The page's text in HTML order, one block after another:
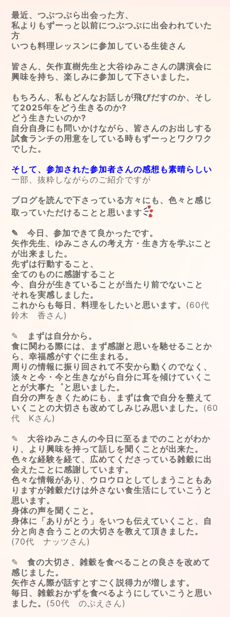
最近、つぶつぶら出会った方、
私よりもずーっと以前につぶつぶに出会われていた
方
いつも料理レッスンに参加している生徒さん
皆さん、矢作直樹先生と大谷ゆみこさんの講演会に
興味を持ち、楽しみに参加して下さいました。
もちろん、私もどんなお話しが飛びだすのか、そし
て2025年をどう生きるのか?
どう生きたいのか?
自分自身にも問いかけながら、皆さんのお出しする
試食ランチの用意をしている時もずーっとワクワク
でした。
そして、参加された参加者さんの感想も素晴らしい
一部、抜粋しながらのご紹介ですが
ブログを読んで下さっている方々にも、色々と感じ
取っていただけることと思います
✎ 今日、参加できて良かったです。
矢作先生、ゆみこさんの考え方・生き方を学ぶこと
が出来ました。
先ずは行動すること、
全てのものに感謝すること
今、自分が生きていることが当たり前でないこと
それを実感しました。
これからも毎日、料理をしたいと思います。 (60代
鈴木 香さん)
✎
まずは自分から。
食に関わる際には、まず感謝と思いを馳せることか
ら、幸福感がすぐに生まれる。
周りの情報に振り回されて不安から動くのでなく、
淡々と今・今と生きながら自分に耳を傾けていくこ
とが大事た゜と思いました。
自分の声をきくためにも、まずは食で自分を整えて
いくことの大切さも改めてしみじみ思いました。 (60
代 Kさん)
✎ 大谷ゆみこさんの今日に至るまでのことがわか
り、より興味を持って話しを聞くことが出来た。
色々な経験を経て、広めてくださっている雑穀に出
会えたことに感謝しています。
色々な情報があり、ウロウロとしてしまうこともあ
りますが雑穀だけは外さない食生活にしていこうと
思います。
身体の声を聞くこと。
身体に「ありがとう」をいつも伝えていくこと、自
分と向き合うことの大切さを教えて頂きました。
(70代 ナッツさん)
✎ 食の大切さ、雑穀を食べることの良さを改めて
感じました。
矢作さん際が話すとすごく説得力が増します。
毎日、雑穀おかずを食べるようにしていこうと思い
ました。 (50代 のぷえさん)